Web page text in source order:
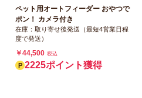
ペット用オートフィーダー おやつで
ポン！ カメラ付き
在庫：取り寄せ後発送（最短4営業日程
度で発送）
￥44,500 税込
2225ポイント獲得